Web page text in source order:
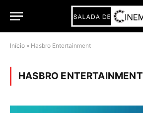
Início » Hasbro Entertainment
HASBRO ENTERTAINMENT